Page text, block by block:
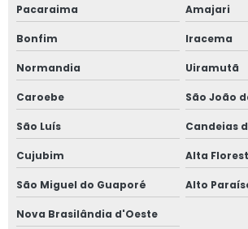
Pacaraima Amajari
Bonfim Iracema
Normandia Uiramutã
Caroebe São João
São Luís Candeias
Cujubim Alta
São Miguel do Guaporé Alto
Nova Brasilândia d'Oeste